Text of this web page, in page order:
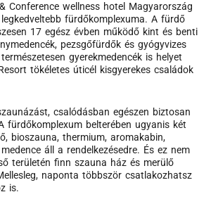
Conference wellness hotel Magyarország
fürdőkomplexuma. A fürdő
17 egész évben működő kint és benti
pezsgőfürdők és gyógyvizes
gyerekmedencék is helyet
tökéletes úticél kisgyerekes családok
csalódásban egészen biztosan
fürdőkomplexum belterében ugyanis két
bioszauna, thermium, aromakabin,
áll a rendelkezésedre. És ez nem
területén finn szauna ház és merülő
naponta többször csatlakozhatsz
is.